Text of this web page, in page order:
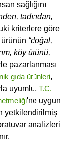
sağlığını
tadından,
kriterlere göre
“doğal,
köy ürünü,
pazarlanması
gıda ürünleri,
uyumlu, T.C.
'ne uygun
yetkilendirilmiş
analizleri